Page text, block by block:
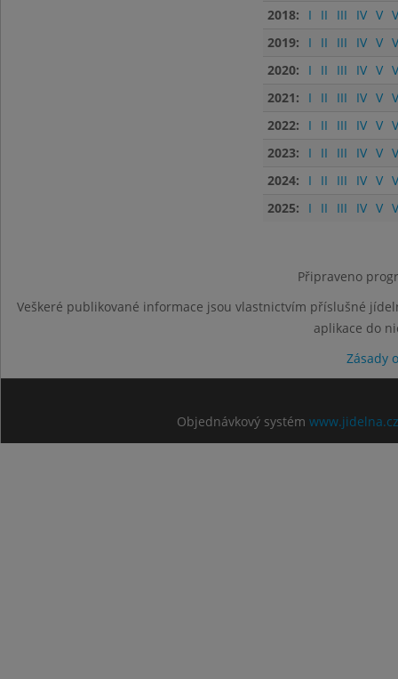
2018:
I II III IV V
2019:
I II III IV V
2020:
I II III IV V
2021:
I II III IV V
2022:
I II III IV V
2023:
I II III IV V
2024:
I II III IV V
2025:
I II III IV V
Připraveno
Veškeré publikované informace jsou vlastnictvím příslušné
aplikace do
Zásady
Objednávkový systém www.jidelna.cz